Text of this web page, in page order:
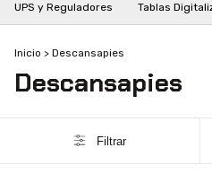
UPS y Reguladores Tablas
Inicio > Descansapies
Descansapies
Filtrar